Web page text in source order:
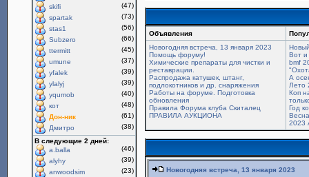
skifi
(47)
spartak
(73)
stas1
(56)
Subzero
(66)
ttermitt
(45)
umune
(37)
yfalek
(39)
ylalyj
(39)
yqumob
(40)
кот
(48)
Дон-ник
(61)
Дмитро
(38)
В следующие 2 дней:
a.balla
(46)
alyhy
(39)
anwoodsim
(23)
Объявления
Новогодняя встреча, 13 января 2023
Помощь форуму!
Химические препараты для чистки и
реставрации.
Распродажа катушек, штанг,
подлокотников и др. снаряжения
Работы на форуме. Подготовка
обновления
Правила Форума клуба Скиталец
ПРАВИЛА АУКЦИОНА
Вот и
bmf
А
Лето
Коп
Год
2023
Новогодняя встреча, 13 января 2023